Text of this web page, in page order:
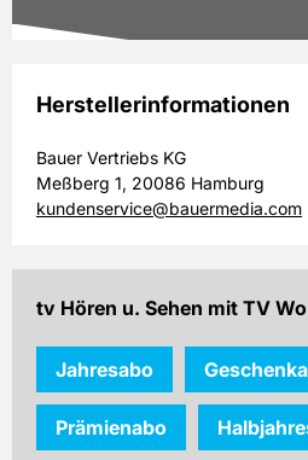
PAYBACK:
inkl. gesetzl. MwSt. &
Prämie
Laufzeit:
6 Monate
PAYBACK:
50 Basispunkte
inkl. gesetzl. MwSt. &
Herstellerinformationen
Bauer Vertriebs KG
Meßberg 1, 20086 Hamburg
kundenservice@bauermedia.com
tv Hören u. Sehen mit TV
Jahresabo
Prämienabo